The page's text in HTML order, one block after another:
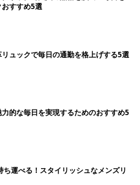
すすめ5選
ュックで毎日の通勤を格上げする5選
的な毎日を実現するためのおすすめ5
運べる！スタイリッシュなメンズリ